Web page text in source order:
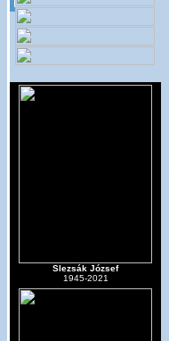
Slezsák József
1945-2021